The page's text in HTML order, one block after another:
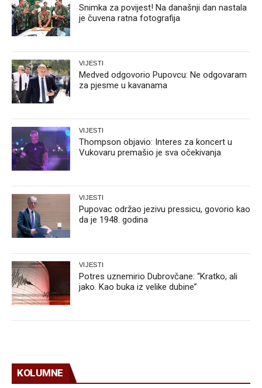
Snimka za povijest! Na današnji dan nastala
je čuvena ratna fotografija
VIJESTI
Medved odgovorio Pupovcu: Ne odgovaram
za pjesme u kavanama
VIJESTI
Thompson objavio: Interes za koncert u
Vukovaru premašio je sva očekivanja
VIJESTI
Pupovac održao jezivu pressicu, govorio kao
da je 1948. godina
VIJESTI
Potres uznemirio Dubrovčane: “Kratko, ali
jako. Kao buka iz velike dubine”
KOLUMNE